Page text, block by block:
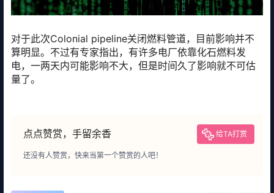
对于此次Colonial pipeline关闭燃料管道，目前影响并不
算明显。不过有专家指出，有许多电厂依靠化石燃料发
电，一两天内可能影响不大，但是时间久了影响就不可估
量了。
点点赞赏，手留余香 给TA打赏
还没有人赞赏，快来当第一个赞赏的人吧！